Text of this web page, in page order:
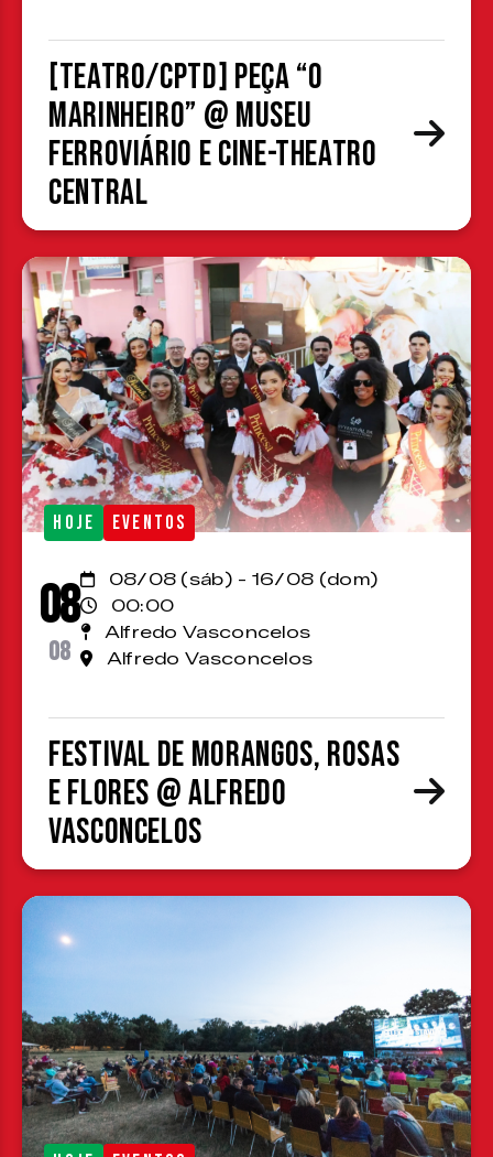
[TEATRO/CPTD] Peça “O
Marinheiro” @ Museu
Ferroviário e Cine-Theatro
Central
HOJE EVENTOS
08
08
08/08 (sáb) - 16/08 (dom)
00:00
Alfredo Vasconcelos
Alfredo Vasconcelos
Festival de Morangos, Rosas
e Flores @ Alfredo
Vasconcelos